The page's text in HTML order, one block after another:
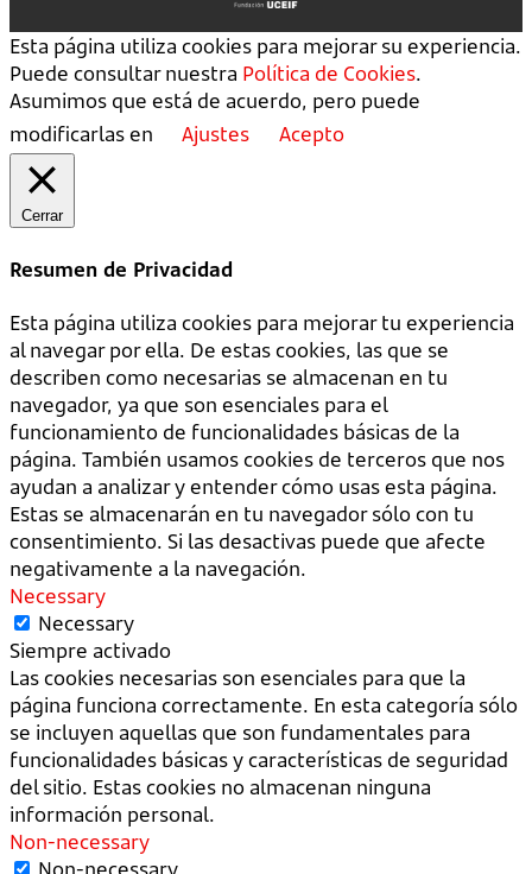
Esta página utiliza cookies para mejorar su experiencia.
Puede consultar nuestra Política de Cookies.
Asumimos que está de acuerdo, pero puede
modificarlas en
Ajustes Acepto
Cerrar
Resumen de Privacidad
Esta página utiliza cookies para mejorar tu experiencia
al navegar por ella. De estas cookies, las que se
describen como necesarias se almacenan en tu
navegador, ya que son esenciales para el
funcionamiento de funcionalidades básicas de la
página. También usamos cookies de terceros que nos
ayudan a analizar y entender cómo usas esta página.
Estas se almacenarán en tu navegador sólo con tu
consentimiento. Si las desactivas puede que afecte
negativamente a la navegación.
Necessary
Necessary
Siempre activado
Las cookies necesarias son esenciales para que la
página funciona correctamente. En esta categoría sólo
se incluyen aquellas que son fundamentales para
funcionalidades básicas y características de seguridad
del sitio. Estas cookies no almacenan ninguna
información personal.
Non-necessary